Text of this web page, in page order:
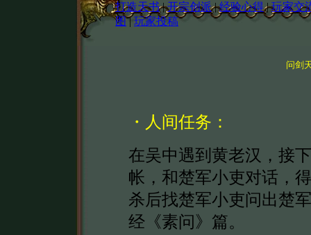
打造天书|开宗创派|经验心得|玩家交
图|玩家投稿
问剑
・人间任务：
在吴中遇到黄老汉，接
帐，和楚军小吏对话，
杀后找楚军小吏问出楚
经《素问》篇。